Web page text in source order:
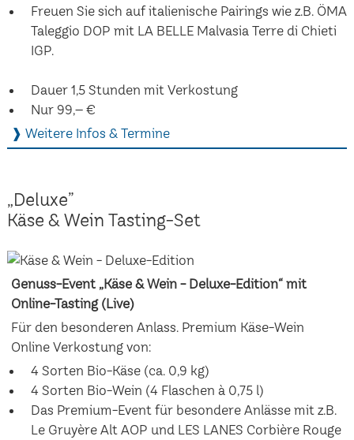
Freuen Sie sich auf italienische Pairings wie z.B. ÖMA
Taleggio DOP mit LA BELLE Malvasia Terre di Chieti
IGP.
Dauer 1,5 Stunden mit Verkostung
Nur 99,– €
❱ Weitere Infos & Termine
„Deluxe”
Käse & Wein Tasting-Set
Genuss-Event „Käse & Wein - Deluxe-Edition“ mit
Online-Tasting (Live)
Für den besonderen Anlass. Premium Käse-Wein
Online Verkostung von:
4 Sorten Bio-Käse (ca. 0,9 kg)
4 Sorten Bio-Wein (4 Flaschen à 0,75 l)
Das Premium-Event für besondere Anlässe mit z.B.
Le Gruyère Alt AOP und LES LANES Corbière Rouge